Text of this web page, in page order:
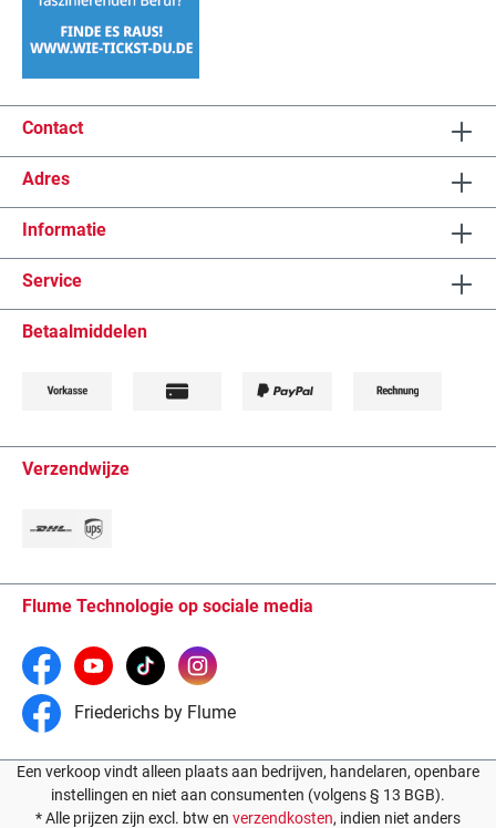
Contact
Adres
Informatie
Service
Betaalmiddelen
Verzendwijze
Flume Technologie op sociale media
Friederichs by Flume
Een verkoop vindt alleen plaats aan bedrijven, handelaren, openbare
instellingen en niet aan consumenten (volgens § 13 BGB).
* Alle prijzen zijn excl. btw en verzendkosten, indien niet anders